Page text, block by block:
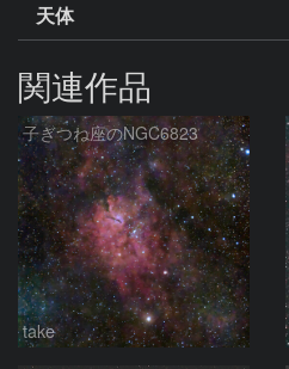
天体
関連作品
子ぎつね座のNGC6823
take